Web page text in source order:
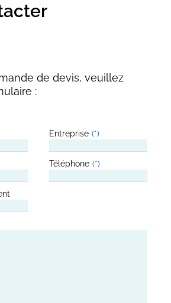
de devis, veuillez
:
Entreprise *
Téléphone *